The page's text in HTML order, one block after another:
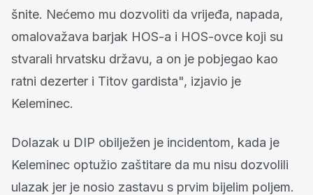
šnite. Nećemo mu dozvoliti da vrijeđa, napada,
omalovažava barjak HOS-a i HOS-ovce koji su
stvarali hrvatsku državu, a on je pobjegao kao
ratni dezerter i Titov gardista", izjavio je
Keleminec.
Dolazak u DIP obilježen je incidentom, kada je
Keleminec optužio zaštitare da mu nisu dozvolili
ulazak jer je nosio zastavu s prvim bijelim poljem.